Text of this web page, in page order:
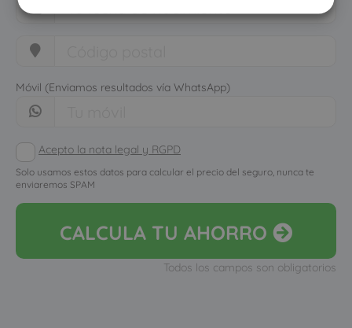
Móvil (Enviamos resultados vía WhatsApp)
Acepto la nota legal y RGPD
Solo usamos estos datos para calcular el precio del seguro, nunca te
enviaremos SPAM
CALCULA TU AHORRO
Todos los campos son obligatorios